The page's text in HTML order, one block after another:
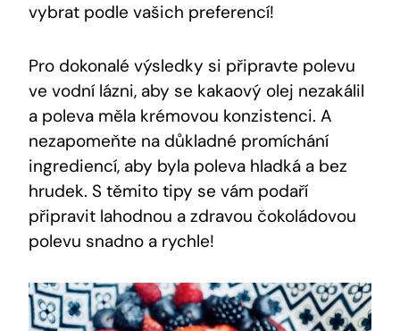
vybrat podle vašich preferencí!
Pro dokonalé výsledky si připravte polevu
ve vodní lázni, aby se kakaový olej nezakálil
a poleva měla krémovou konzistenci. A
nezapomeňte na důkladné promíchání
ingrediencí, aby byla poleva hladká a bez
hrudek. S těmito tipy se vám podaří
připravit lahodnou a zdravou čokoládovou
polevu snadno a rychle!